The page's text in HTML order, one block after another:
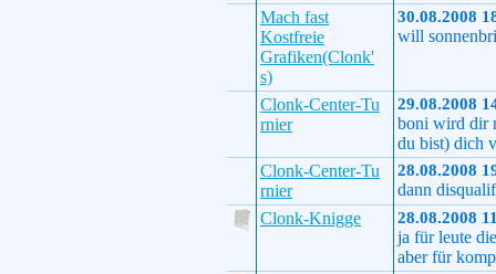
Mach fast
Kostfreie
Grafiken(Clonk'
s)
30.08.2008
will
Clonk-Center-Tu
rnier
29.08.2008
boni wird dir
du bist) dich
Clonk-Center-Tu
rnier
28.08.2008
dann
Clonk-Knigge
28.08.2008
ja für leute
aber für